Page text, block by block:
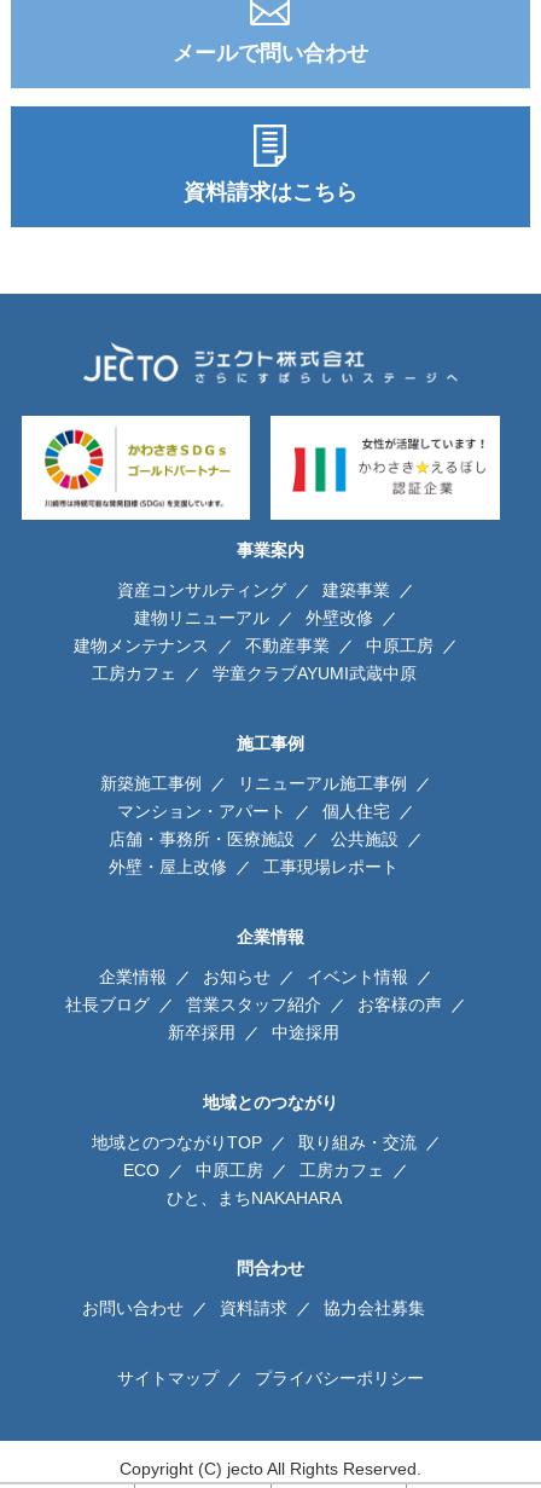
メールで問い合わせ
資料請求はこちら
事業案内
資産コンサルティング
建築事業
建物リニューアル
外壁改修
建物メンテナンス
不動産事業
中原工房
工房カフェ
学童クラブAYUMI武蔵中原
施工事例
新築施工事例
リニューアル施工事例
マンション・アパート
個人住宅
店舗・事務所・医療施設
公共施設
外壁・屋上改修
工事現場レポート
企業情報
企業情報 お知らせ
イベント情報
社長ブログ
営業スタッフ紹介
お客様の声
新卒採用
中途採用
地域とのつながり
地域とのつながりTOP
取り組み・交流
ECO
中原工房
工房カフェ
ひと、まちNAKAHARA
問合わせ
お問い合わせ 資料請求 協力会社募集
サイトマップ プライバシーポリシー
Copyright (C) jecto All Rights Reserved.